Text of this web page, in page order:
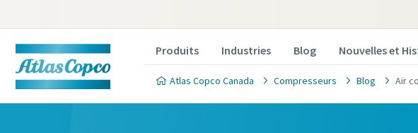
Produits Industries Blog Nouvelles et
Atlas Copco Canada Compresseurs Blog Air